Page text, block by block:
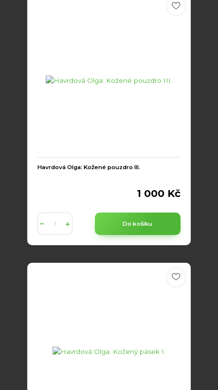
Havrdová Olga: Kožené pouzdro III.
1 000 Kč
Do košíku